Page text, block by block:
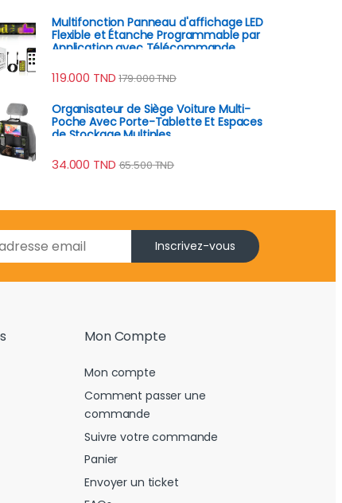
Multifonction Panneau d'affichage LED
Flexible et Étanche Programmable par
Application avec Télécommande
119.000 TND 179.000TND
Organisateur de Siège Voiture Multi-
Poche Avec Porte-Tablette Et Espaces
de Stockage Multiples
34.000 TND 65.500TND
Inscrivez-vous
Mon Compte
Mon compte
Comment passer une
commande
Suivre votre commande
Panier
Envoyer un ticket